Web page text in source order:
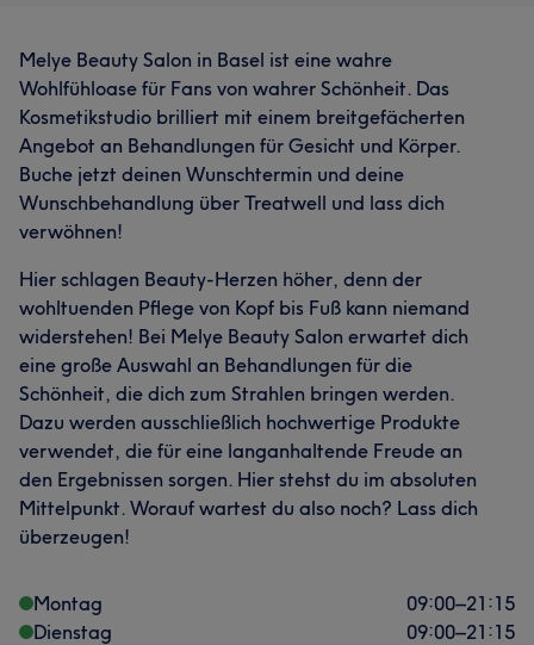
Melye Beauty Salon in Basel ist eine wahre
Wohlfühloase für Fans von wahrer Schönheit. Das
Kosmetikstudio brilliert mit einem breitgefächerten
Angebot an Behandlungen für Gesicht und Körper.
Buche jetzt deinen Wunschtermin und deine
Wunschbehandlung über Treatwell und lass dich
verwöhnen!
Hier schlagen Beauty-Herzen höher, denn der
wohltuenden Pflege von Kopf bis Fuß kann niemand
widerstehen! Bei Melye Beauty Salon erwartet dich
eine große Auswahl an Behandlungen für die
Schönheit, die dich zum Strahlen bringen werden.
Dazu werden ausschließlich hochwertige Produkte
verwendet, die für eine langanhaltende Freude an
den Ergebnissen sorgen. Hier stehst du im absoluten
Mittelpunkt. Worauf wartest du also noch? Lass dich
überzeugen!
Montag 09:00–21:15
Dienstag
09:00–21:15